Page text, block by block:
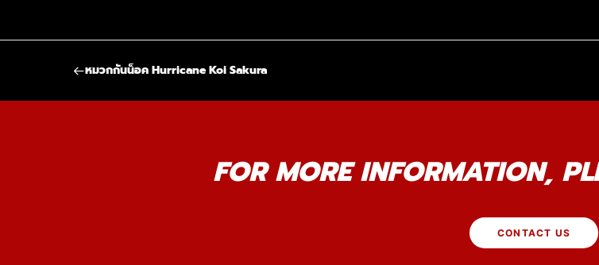
หมวกกันน็อค Hurricane Koi Sakura
FOR MORE INFORMATION,
CONTACT US